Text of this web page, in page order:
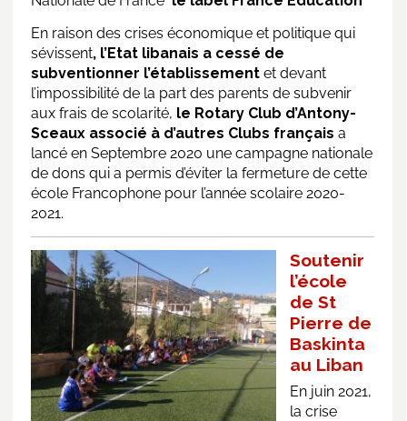
En raison des crises économique et politique qui
sévissent, l’Etat libanais a cessé de
subventionner l’établissement et devant
l’impossibilité de la part des parents de subvenir
aux frais de scolarité, le Rotary Club d’Antony-
Sceaux associé à d’autres Clubs français a
lancé en Septembre 2020 une campagne nationale
de dons qui a permis d’éviter la fermeture de cette
école Francophone pour l’année scolaire 2020-
2021.
Soutenir
l’école
de St
Pierre de
Baskinta
au Liban
En juin 2021,
la crise